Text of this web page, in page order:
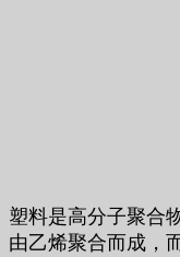
塑料是高分子聚合
由乙烯聚合而成，